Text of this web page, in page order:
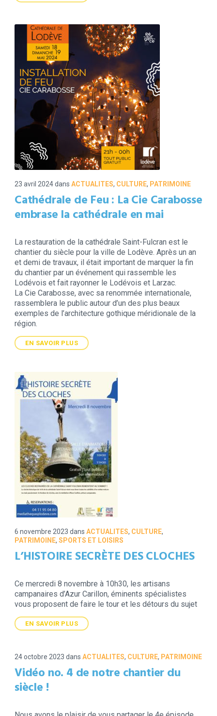
23 avril 2024dans ACTUALITES, CULTURE, PATRIMOINE
Cathédrale de Feu : La Cie Carabosse
embrase la cathédrale en mai
La restauration de la cathédrale Saint-Fulcran est le
chantier du siècle pour la ville de Lodève. Après un an
et demi de travaux, il était important de marquer la fin
du chantier par un événement qui rassemble les
Lodévois et fait rayonner le Lodévois et Larzac.
La Cie Carabosse, avec sa renommée internationale,
rassemblera le public autour d’un des plus beaux
exemples de l’architecture gothique méridionale de la
région.
EN SAVOIR PLUS
6 novembre 2023 dans ACTUALITES, CULTURE,
PATRIMOINE, SPORTS ET LOISIRS
L’HISTOIRE SECRÈTE DES CLOCHES
Ce mercredi 8 novembre à 10h30, les artisans
campanaires d’Azur Carillon, éminents spécialistes
vous proposent de faire le tour et les détours du sujet
EN SAVOIR PLUS
24 octobre 2023 dans ACTUALITES, CULTURE, PATRIMOINE
Vidéo no. 4 de notre chantier du
siècle !